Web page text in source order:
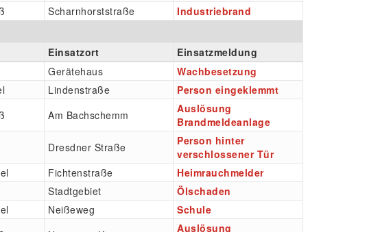
Scharnhorststraße Industriebrand
Einsatzort
Einsatzmeldung
Gerätehaus
Wachbesetzung
Lindenstraße
Person eingeklemmt
Am Bachschemm
Auslösung
Brandmeldeanlage
Dresdner Straße
Person hinter
verschlossener Tür
Fichtenstraße
Heimrauchmelder
Stadtgebiet
Ölschaden
Neißeweg
Schule
Auslösung